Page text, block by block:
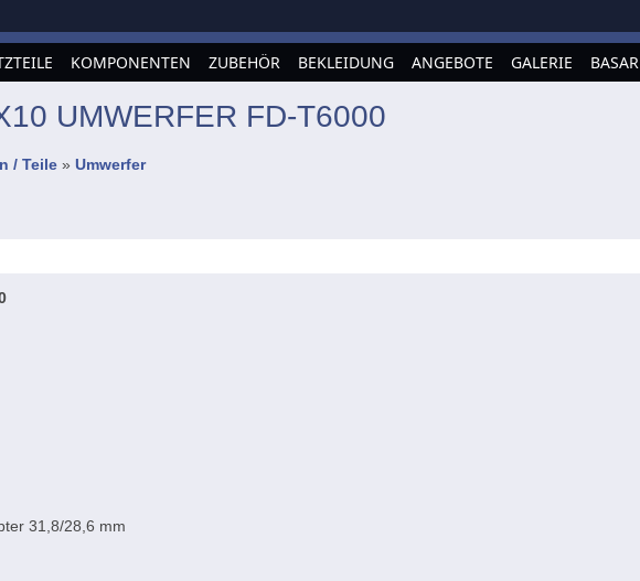
KOMPONENTEN ZUBEHÖR BEKLEIDUNG ANGEBOTE GALERIE BASAR
UMWERFER FD-T6000
/ Teile » Umwerfer
31,8/28,6 mm